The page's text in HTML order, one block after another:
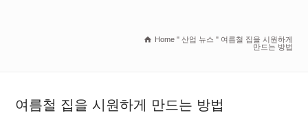
Home " 산업 뉴스 " 여름철 집을 시원하게
만드는 방법
여름철 집을 시원하게 만드는 방법